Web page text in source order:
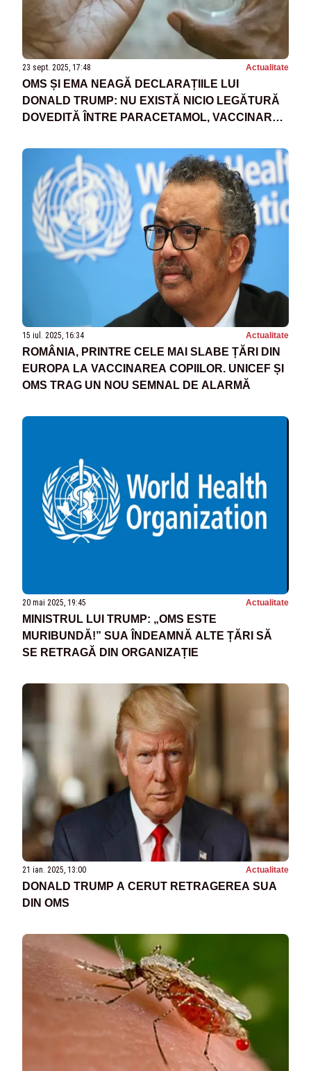
23 sept. 2025, 17:48 Actualitate
OMS ȘI EMA NEAGĂ DECLARAȚIILE LUI
DONALD TRUMP: NU EXISTĂ NICIO LEGĂTURĂ
DOVEDITĂ ÎNTRE PARACETAMOL, VACCINARE
15 iul. 2025, 16:34 Actualitate
ROMÂNIA, PRINTRE CELE MAI SLABE ȚĂRI DIN
EUROPA LA VACCINAREA COPIILOR. UNICEF ȘI
OMS TRAG UN NOU SEMNAL DE ALARMĂ
20 mai 2025, 19:45 Actualitate
MINISTRUL LUI TRUMP: „OMS ESTE
MURIBUNDĂ!” SUA ÎNDEAMNĂ ALTE ȚĂRI SĂ
SE RETRAGĂ DIN ORGANIZAȚIE
21 ian. 2025, 13:00 Actualitate
DONALD TRUMP A CERUT RETRAGEREA SUA
DIN OMS